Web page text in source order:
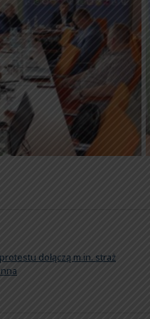
dołączą m.in. straż